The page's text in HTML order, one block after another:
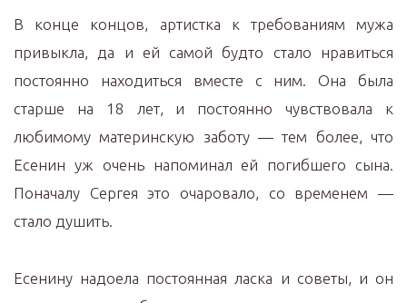
В конце концов, артистка к требованиям мужа
привыкла, да и ей самой будто стало нравиться
постоянно находиться вместе с ним. Она была
старше на 18 лет, и постоянно чувствовала к
любимому материнскую заботу — тем более, что
Есенин уж очень напоминал ей погибшего сына.
Поначалу Сергея это очаровало, со временем —
стало душить.
Есенину надоела постоянная ласка и советы, и он